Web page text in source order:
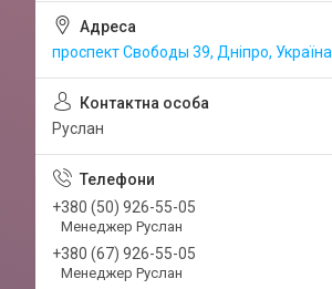
проспект Свободы 39, Дніпро, Україна
Руслан
+380 (50) 926-55-05
Менеджер Руслан
+380 (67) 926-55-05
Менеджер Руслан